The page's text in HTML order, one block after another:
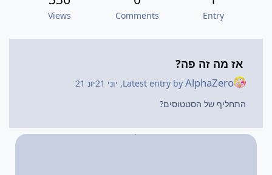
Entry
Comments
Views
אז מה זה פה?
Latest entry byAlphaZero
, יוני 21
יונ 21
התחליף של הסטטוסים?